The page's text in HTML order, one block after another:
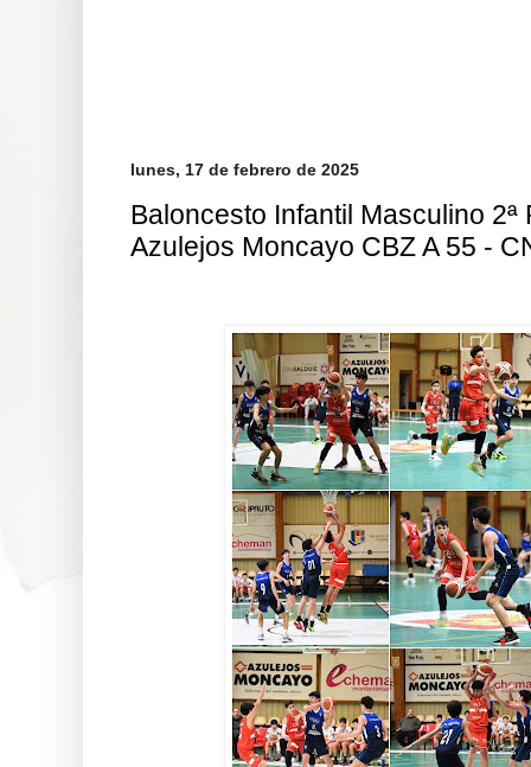
lunes, 17 de febrero de 2025
Baloncesto Infantil Masculino 2ª
Azulejos Moncayo CBZ A 55 -